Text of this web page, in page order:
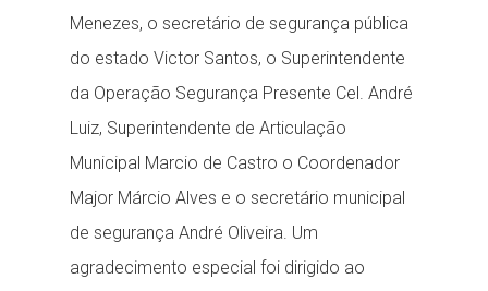
Menezes, o secretário de segurança pública
do estado Victor Santos, o Superintendente
da Operação Segurança Presente Cel. André
Luiz, Superintendente de Articulação
Municipal Marcio de Castro o Coordenador
Major Márcio Alves e o secretário municipal
de segurança André Oliveira. Um
agradecimento especial foi dirigido ao